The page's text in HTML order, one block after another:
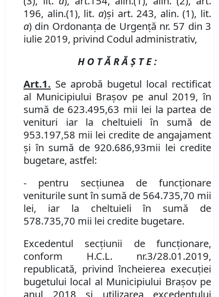
196, alin.(1), lit. a)și art. 243, alin. (1), lit.
a) din Ordonanța de Urgență nr. 57 din 3
iulie 2019, privind Codul administrativ,
H O T Ă R Ă Ş T E :
Art.1. Se aprobă bugetul local rectificat
al Municipiului Braşov pe anul 2019, în
sumă de 623.495,63 mii lei la partea de
venituri iar la cheltuieli în sumă de
953.197,58 mii lei credite de angajament
și în sumă de 920.686,93mii lei credite
bugetare, astfel:
- pentru secţiunea de funcţionare
veniturile sunt în sumă de 564.735,70 mii
lei, iar la cheltuieli în sumă de
578.735,70 mii lei credite bugetare.
Excedentul secţiunii de funcţionare,
conform H.C.L. nr.3/28.01.2019,
republicată, privind încheierea execuţiei
bugetului local al Municipiului Braşov pe
anul 2018 și utilizarea excedentului